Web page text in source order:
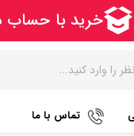
تماس با ما